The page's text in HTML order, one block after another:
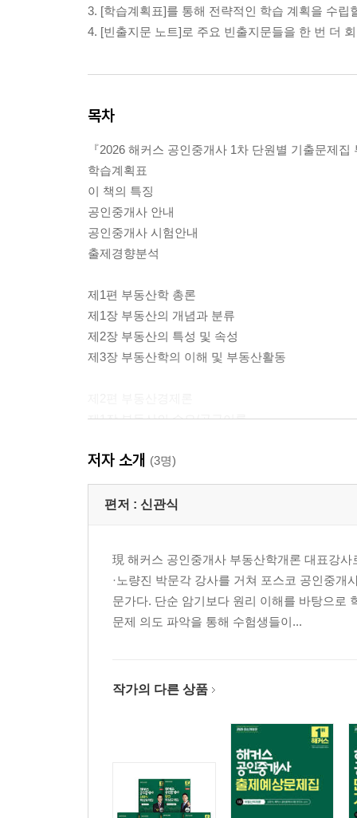
3. [학습계획표]를 통해 전략적인 학습 계획을 수립
4. [빈출지문 노트]로 주요 빈출지문들을 한 번 더
목차
『2026 해커스 공인중개사 1차 단원별 기출문제집
학습계획표
이 책의 특징
공인중개사 안내
공인중개사 시험안내
출제경향분석
제1편 부동산학 총론
제1장 부동산의 개념과 분류
제2장 부동산의 특성 및 속성
제3장 부동산학의 이해 및 부동산활동
제1장 부동산의 수요/공급이론
제3편 부동산시장론
제1장 부동산시장
제4편 부동산정책론
제1장 부동산정책의 의의와 기능
제2장 토지정책
제3장 주택정책
제5편 부동산투자론
제1장 부동산금융
제2장 부동산증권론 및 개발금융
저자 소개 (3명)
편저 : 신관식
現 해커스 공인중개사 부동산학개론 대표강
·노량진 박문각 강사를 거쳐 포스코 공인중
문가다. 단순 암기보다 원리 이해를 바탕으로
문제 의도 파악을 통해 수험생들이...
작가의 다른 상품